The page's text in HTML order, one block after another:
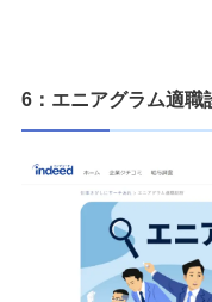
6：エニアグラム適職